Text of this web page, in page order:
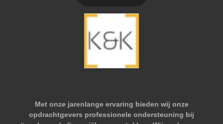
Met onze jarenlange ervaring bieden wij onze
opdrachtgevers professionele ondersteuning bij